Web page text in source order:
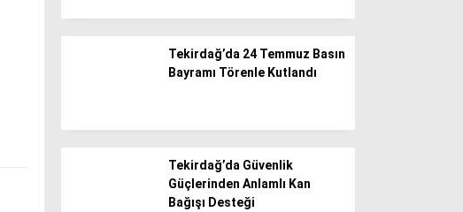
Tekirdağ’da 24 Temmuz Basın
Bayramı Törenle Kutlandı
Tekirdağ’da Güvenlik
Güçlerinden Anlamlı Kan
Bağışı Desteği